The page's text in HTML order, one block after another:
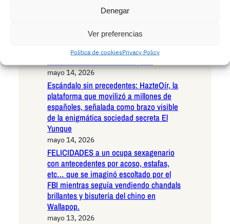
Denegar
Ver preferencias
Política de cookiesPrivacy Policy
La Policía advierte a los conductores:
cuidado con los ciervos borrachos que
mayo 14, 2026
Escándalo sin precedentes: HazteOír, la
plataforma que movilizó a millones de
españoles, señalada como brazo visible
de la enigmática sociedad secreta El
Yunque
mayo 14, 2026
FELICIDADES a un ocupa sexagenario
con antecedentes por acoso, estafas,
etc… que se imaginó escoltado por el
FBI mientras seguía vendiendo chandals
brillantes y bisutería del chino en
Wallapop.
mayo 13, 2026